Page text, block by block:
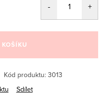
Kód produktu: 3013
Sdílet